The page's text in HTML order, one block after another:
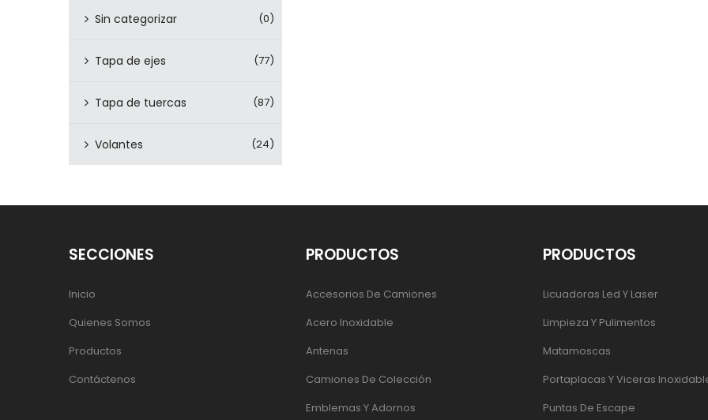
Sin categorizar (0)
Tapa de ejes (77)
Tapa de tuercas (87)
Volantes (24)
SECCIONES
Inicio
Quienes Somos
Productos
Contáctenos
PRODUCTOS
Accesorios De Camiones
Acero Inoxidable
Antenas
Camiones De Colección
Emblemas Y Adornos
PRODUCTOS
Licuadoras Led Y Laser
Limpieza Y Pulimentos
Matamoscas
Portaplacas Y Viceras
Puntas De Escape